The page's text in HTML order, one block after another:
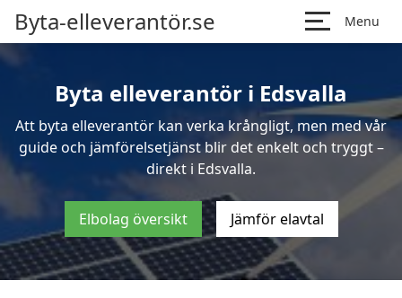
Byta-elleverantör.se Menu
Byta elleverantör i Edsvalla
Att byta elleverantör kan verka krångligt, men med vår
guide och jämförelsetjänst blir det enkelt och tryggt –
direkt i Edsvalla.
Elbolag översikt Jämför elavtal